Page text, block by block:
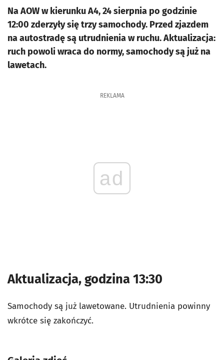
Na AOW w kierunku A4, 24 sierpnia po godzinie
12:00 zderzyły się trzy samochody. Przed zjazdem
na autostradę są utrudnienia w ruchu. Aktualizacja:
ruch powoli wraca do normy, samochody są już na
lawetach.
REKLAMA
ad
Aktualizacja, godzina 13:30
Samochody są już lawetowane. Utrudnienia powinny
wkrótce się zakończyć.